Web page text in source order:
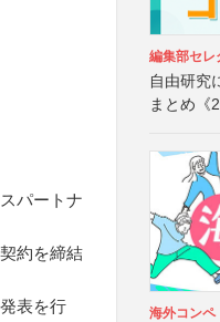
パートナ
約を締結
表を行
編集部セレ
自由研究
まとめ《
海外コンペ